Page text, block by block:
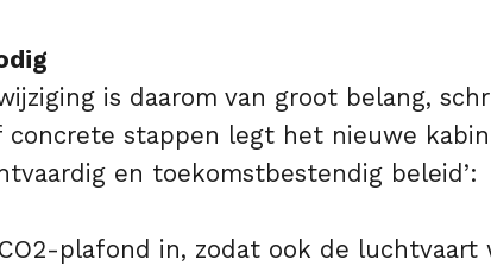
is daarom van groot belang,
concrete stappen legt het nieuwe
en toekomstbestendig beleid’:
plafond in, zodat ook de luchtvaart